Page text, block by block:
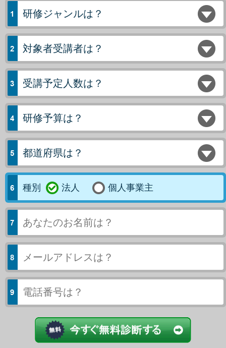
研修ジャンルは？
対象者受講者は？
受講予定人数は？
研修予算は？
都道府県は？
種別 法人 個人事業主